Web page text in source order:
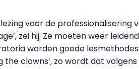
voor de professionalisering
zei hij. Ze moeten weer
worden goede
the clowns’, zo wordt dat